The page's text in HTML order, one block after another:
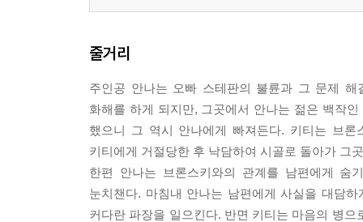
줄거리
주인공 안나는 오빠 스테판의 불륜과 그 문제
화해를 하게 되지만, 그곳에서 안나는 젊은 백작
했으니 그 역시 안나에게 빠져든다. 키티는 브
키티에게 거절당한 후 낙담하여 시골로 돌아가 그
한편 안나는 브론스키와의 관계를 남편에게 숨
눈치챈다. 마침내 안나는 남편에게 사실을 대담
커다란 파장을 일으킨다. 반면 키티는 마음의 병